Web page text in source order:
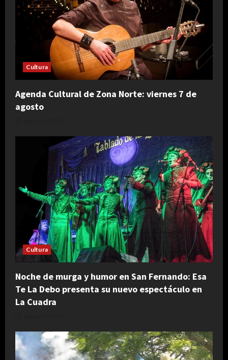
Cultura
Agenda Cultural de Zona Norte: viernes 7 de
agosto
Cultura
Noche de murga y humor en San Fernando: Esa
Te La Debo presenta su nuevo espectáculo en
La Cuadra